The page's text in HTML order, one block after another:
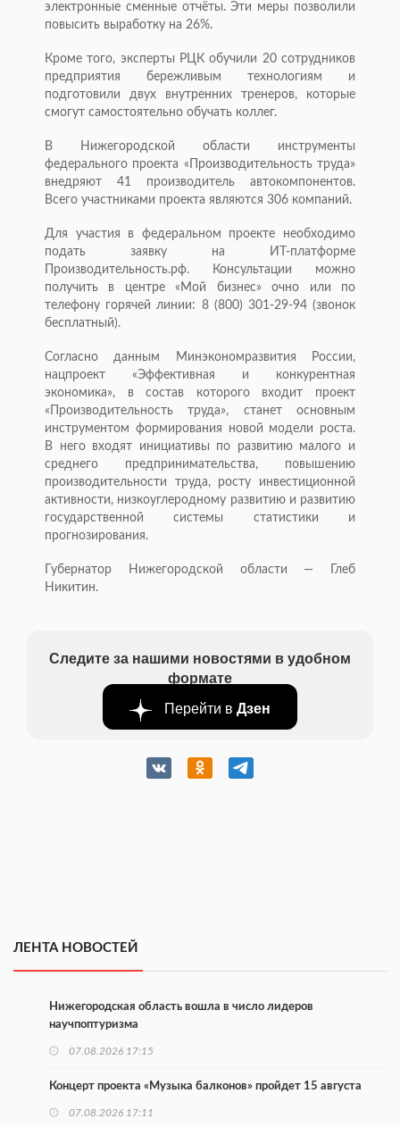
электронные сменные отчёты. Эти меры позволили
повысить выработку на 26%.
Кроме того, эксперты РЦК обучили 20 сотрудников
предприятия бережливым технологиям и
подготовили двух внутренних тренеров, которые
смогут самостоятельно обучать коллег.
В Нижегородской области инструменты
федерального проекта «Производительность труда»
внедряют 41 производитель автокомпонентов.
Всего участниками проекта являются 306 компаний.
Для участия в федеральном проекте необходимо
подать заявку на ИТ-платформе
Производительность.рф. Консультации можно
получить в центре «Мой бизнес» очно или по
телефону горячей линии: 8 (800) 301-29-94 (звонок
бесплатный).
Согласно данным Минэкономразвития России,
нацпроект «Эффективная и конкурентная
экономика», в состав которого входит проект
«Производительность труда», станет основным
инструментом формирования новой модели роста.
В него входят инициативы по развитию малого и
среднего предпринимательства, повышению
производительности труда, росту инвестиционной
активности, низкоуглеродному развитию и развитию
государственной системы статистики и
прогнозирования.
Губернатор Нижегородской области — Глеб
Никитин.
Следите за нашими новостями в удобном
формате
Перейти в Дзен
ЛЕНТА НОВОСТЕЙ
Нижегородская область вошла в число лидеров
научпоптуризма
07.08.2026 17:15
Концерт проекта «Музыка балконов» пройдет 15 августа
07.08.2026 17:11